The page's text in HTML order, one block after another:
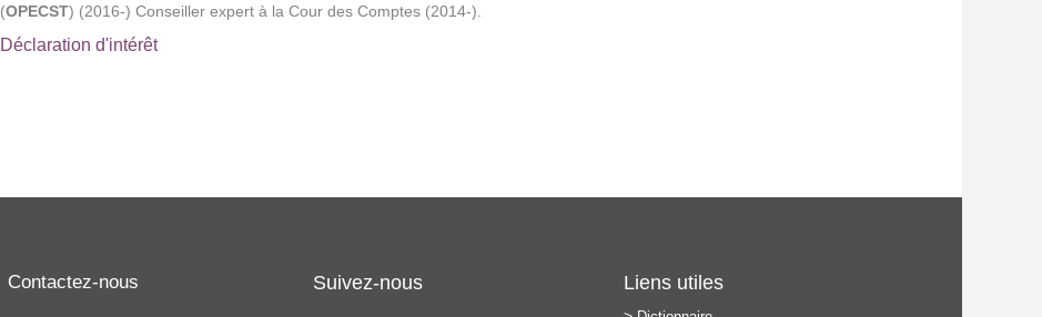
(OPECST) (2016-) Conseiller expert à la Cour des Comptes (2014-).
Déclaration d'intérêt
Contactez-nous Suivez-nous Liens utiles